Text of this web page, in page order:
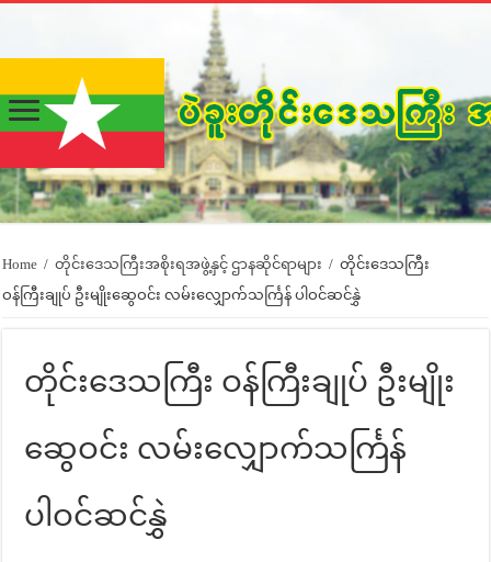
Home / တိုင်းဒေသကြီးအစိုးရအဖွဲ့နှင့် ဌာနဆိုင်ရာများ / တိုင်းဒေသကြီး
ဝန်ကြီးချုပ် ဦးမျိုးဆွေဝင်း လမ်းလျှောက်သင်္ကြန် ပါဝင်ဆင်နွှဲ
တိုင်းဒေသကြီး ဝန်ကြီးချုပ် ဦးမျိုး
ဆွေဝင်း လမ်းလျှောက်သင်္ကြန်
ပါဝင်ဆင်နွှဲ